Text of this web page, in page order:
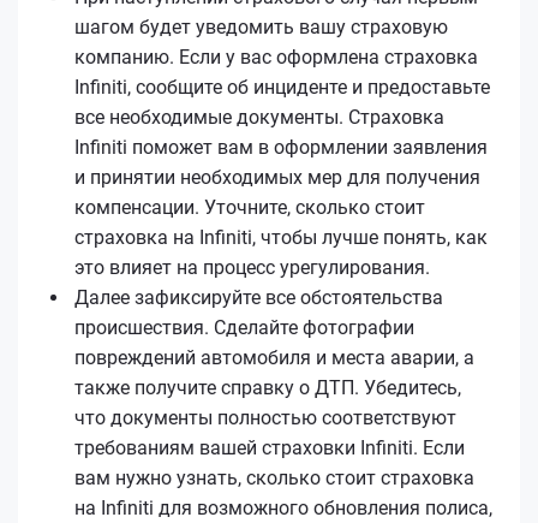
шагом будет уведомить вашу страховую
компанию. Если у вас оформлена страховка
Infiniti, сообщите об инциденте и предоставьте
все необходимые документы. Страховка
Infiniti поможет вам в оформлении заявления
и принятии необходимых мер для получения
компенсации. Уточните, сколько стоит
страховка на Infiniti, чтобы лучше понять, как
это влияет на процесс урегулирования.
Далее зафиксируйте все обстоятельства
происшествия. Сделайте фотографии
повреждений автомобиля и места аварии, а
также получите справку о ДТП. Убедитесь,
что документы полностью соответствуют
требованиям вашей страховки Infiniti. Если
вам нужно узнать, сколько стоит страховка
на Infiniti для возможного обновления полиса,